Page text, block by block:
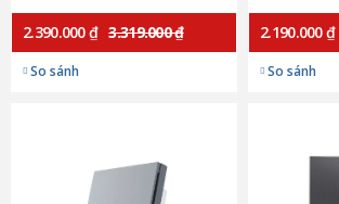
2.390.000 ₫ 3.319.000 ₫
So sánh
2.190.000 ₫
So sánh